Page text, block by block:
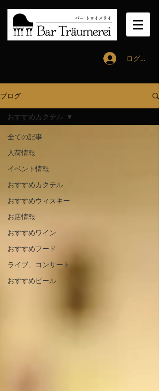
ログイン
ブログ
全ての記事
入荷情報
イベント情報
おすすめカクテル
おすすめウィスキー
お店情報
おすすめワイン
おすすめフード
ライブ、コンサート
おすすめビール
おすすめカクテル